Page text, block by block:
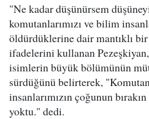
"Ne kadar düşünürsem
komutanlarımızı ve bilim
öldürdüklerine dair mantıklı
ifadelerini kullanan Pezeşkiyan,
isimlerin büyük bölümünün
sürdüğünü belirterek,
insanlarımızın çoğunun
yoktu." dedi.